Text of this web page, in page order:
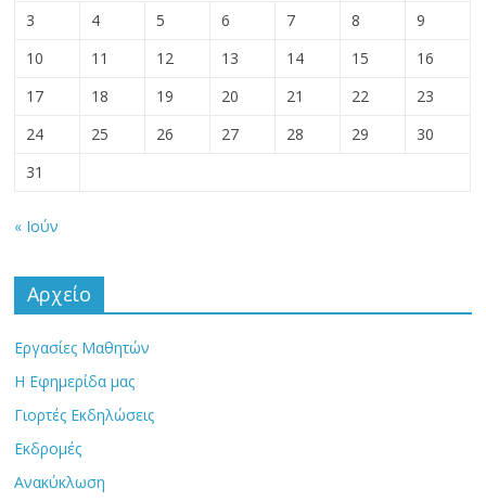
3
4 5 6 7 8
9
10
11 12 13 14 15
16
17
18 19 20 21 22
23
24
25 26 27 28 29
30
31
« Ιούν
Αρχείο
Εργασίες Μαθητών
Η Εφημερίδα μας
Γιορτές Εκδηλώσεις
Εκδρομές
Ανακύκλωση